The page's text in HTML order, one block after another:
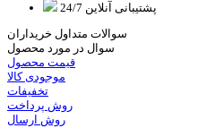
پشتیبانی آنلاین 24/7
سوالات متداول خریداران
سوال در مورد محصول
قیمت محصول
موجودی کالا
تخفیفات
روش پرداخت
روش ارسال